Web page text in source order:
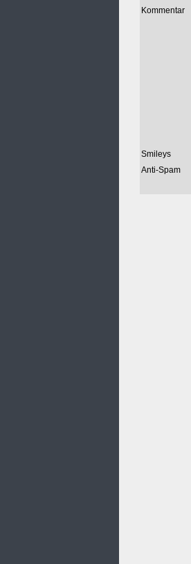
Kommentar
Smileys
Anti-Spam